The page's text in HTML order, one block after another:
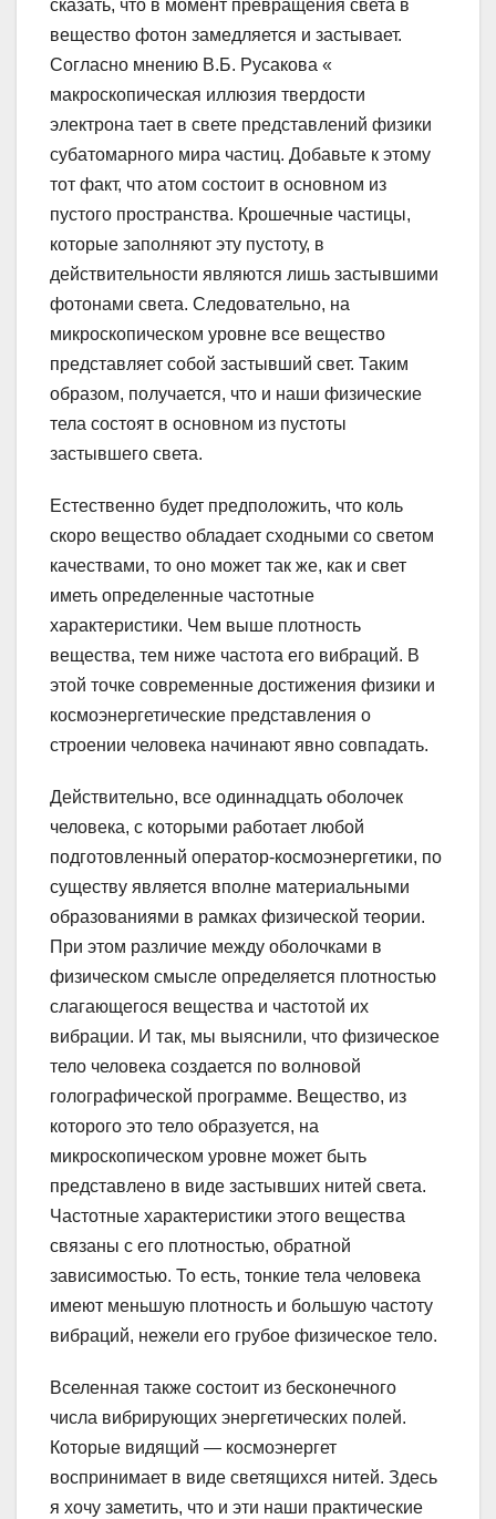
сказать, что в момент превращения света в
вещество фотон замедляется и застывает.
Согласно мнению В.Б. Русакова «
макроскопическая иллюзия твердости
электрона тает в свете представлений физики
субатомарного мира частиц. Добавьте к этому
тот факт, что атом состоит в основном из
пустого пространства. Крошечные частицы,
которые заполняют эту пустоту, в
действительности являются лишь застывшими
фотонами света. Следовательно, на
микроскопическом уровне все вещество
представляет собой застывший свет. Таким
образом, получается, что и наши физические
тела состоят в основном из пустоты
застывшего света.
Естественно будет предположить, что коль
скоро вещество обладает сходными со светом
качествами, то оно может так же, как и свет
иметь определенные частотные
характеристики. Чем выше плотность
вещества, тем ниже частота его вибраций. В
этой точке современные достижения физики и
космоэнергетические представления о
строении человека начинают явно совпадать.
Действительно, все одиннадцать оболочек
человека, с которыми работает любой
подготовленный оператор-космоэнергетики, по
существу является вполне материальными
образованиями в рамках физической теории.
При этом различие между оболочками в
физическом смысле определяется плотностью
слагающегося вещества и частотой их
вибрации. И так, мы выяснили, что физическое
тело человека создается по волновой
голографической программе. Вещество, из
которого это тело образуется, на
микроскопическом уровне может быть
представлено в виде застывших нитей света.
Частотные характеристики этого вещества
связаны с его плотностью, обратной
зависимостью. То есть, тонкие тела человека
имеют меньшую плотность и большую частоту
вибраций, нежели его грубое физическое тело.
Вселенная также состоит из бесконечного
числа вибрирующих энергетических полей.
Которые видящий — космоэнергет
воспринимает в виде светящихся нитей. Здесь
я хочу заметить, что и эти наши практические